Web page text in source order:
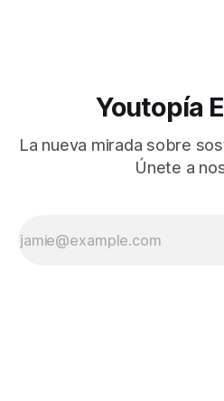
Youtopía
La nueva mirada sobre
Únete a